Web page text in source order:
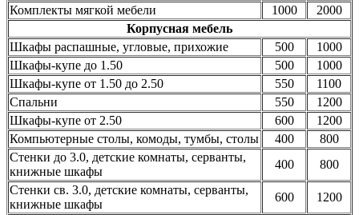
Комплекты мягкой мебели
1000
2000
Корпусная мебель
Шкафы распашные, угловые, прихожие
500
1000
Шкафы-купе до 1.50
500
1000
Шкафы-купе от 1.50 до 2.50
550
1100
Спальни
550
1200
Шкафы-купе от 2.50
600
1200
Компьютерные столы, комоды, тумбы, столы
400
800
Стенки до 3.0, детские комнаты, серванты,
книжные шкафы
400
800
Стенки св. 3.0, детские комнаты, серванты,
книжные шкафы
600
1200